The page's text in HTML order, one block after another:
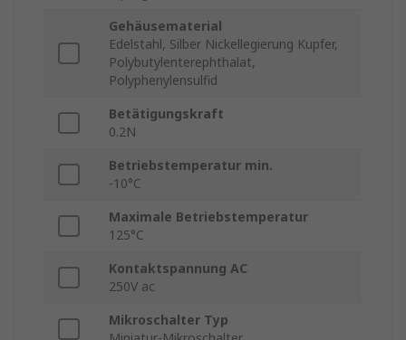
Gehäusematerial
Edelstahl, Silber Nickellegierung Kupfer,
Polybutylenterephthalat,
Polyphenylensulfid
Betätigungskraft
0.2N
Betriebstemperatur min.
-10°C
Maximale Betriebstemperatur
125°C
Kontaktspannung AC
250V ac
Mikroschalter Typ